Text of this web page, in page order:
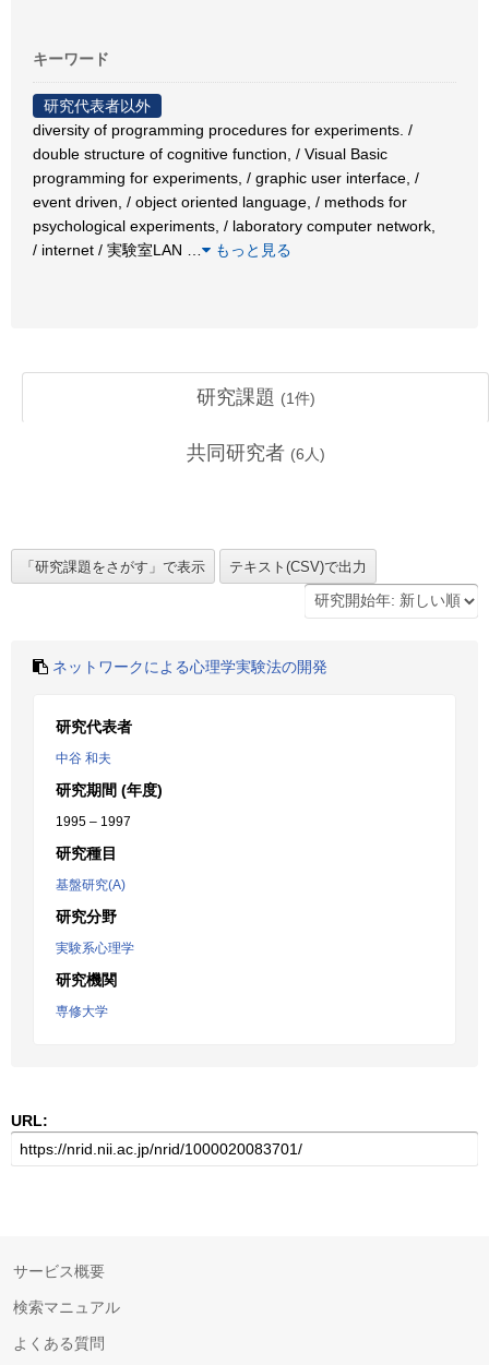
キーワード
研究代表者以外
diversity of programming procedures for experiments. /
double structure of cognitive function, / Visual Basic
programming for experiments, / graphic user interface, /
event driven, / object oriented language, / methods for
psychological experiments, / laboratory computer network,
/ internet / 実験室LAN
もっと見る
研究課題 (1件)
共同研究者 (6 人)
ネットワークによる心理学実験法の開発
研究代表者
中谷 和夫
研究期間 (年度)
1995 – 1997
研究種目
基盤研究(A)
研究分野
実験系心理学
研究機関
専修大学
URL:
サービス概要
検索マニュアル
よくある質問